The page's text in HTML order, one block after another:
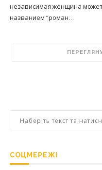
независимая женщина
названием “роман…
СОЦМЕРЕЖІ